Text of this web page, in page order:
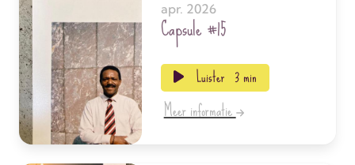
apr. 2026
Capsule#15
Luister 3 min
Meer informatie